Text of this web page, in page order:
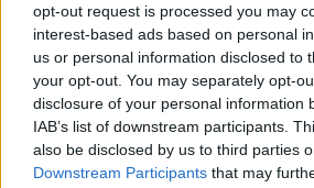
opt-out request is processed you may
interest-based ads based on personal
us or personal information disclosed to
your opt-out. You may separately opt-
disclosure of your personal information
IAB’s list of downstream participants.
also be disclosed by us to third parties
Downstream Participants that may
Евробаскет-
Дончича
обыграть
01/СЕН/25 09:29
Вчера вечером прошли шесть
Евробаскета-2025.